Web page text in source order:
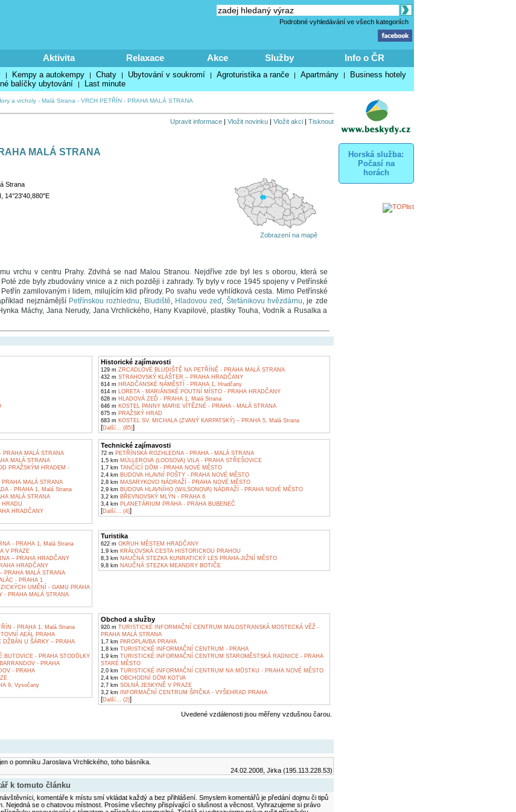
Podrobné vyhledávání ve všech kategoriích
Aktivita Relaxace Akce Služby Info o ČR
| Kempy a autokempy | Chaty | Ubytování v soukromí | Agroturistika a ranče | Apartmány | Business hotely
balíčky ubytování | Last minute
a vrcholy- Malá Strana - VRCH PETŘÍN - PRAHA MALÁ STRANA
Upravit informace| Vložit novinku| Vložit akci| Tisknout
MALÁ STRANA
Strana
14°23'40,880"E
Zobrazení na mapě
vrchu v centru Prahy. Zdvihá se nad Malou Stranou. Nejdříve zde byl les s oborou, která se
zde byly zbudovány vinice a z nich později i zahrady. Ty byly v roce 1945 spojeny v Petřínské
zamilovaným i lidem, milujícím klid přírody. Po svahu vede vyhlídková cesta. Mimo Petřínské
nejznámější Petřínskou rozhlednu, Bludiště, Hladovou zeď, Štefánikovu hvězdárnu, je zde
Máchy, Jana Nerudy, Jana Vrchlického, Hany Kvapilové, plastiky Touha, Vodník a Rusalka a
Historické zajímavosti
129 m ZRCADLOVÉ BLUDIŠTĚ NA PETŘÍNĚ - PRAHA MALÁ STRANA
432 m STRAHOVSKÝ KLÁŠTER – PRAHA HRADČANY
614 m HRADČANSKÉ NÁMĚSTÍ - PRAHA 1, Hradčany
614 m LORETA - MARIÁNSKÉ POUTNÍ MÍSTO - PRAHA HRADČANY
628 m HLADOVÁ ZEĎ - PRAHA 1, Malá Strana
646 m KOSTEL PANNY MARIE VÍTĚZNÉ - PRAHA - MALÁ STRANA
675 m PRAŽSKÝ HRAD
683 m KOSTEL SV. MICHALA (ZVANÝ KARPATSKÝ) – PRAHA 5, Malá Strana
[Další... (85)]
PRAHA MALÁ STRANA
MALÁ STRANA
PRAŽSKÝM HRADEM -
MALÁ STRANA
- PRAHA 1, Malá Strana
MALÁ STRANA
HRADU
HRADČANY
Technické zajímavosti
72 m PETŘÍNSKÁ ROZHLEDNA - PRAHA - MALÁ STRANA
1,5 km MÜLLEROVA (LOOSOVA) VILA - PRAHA STŘEŠOVICE
1,7 km TANČÍCÍ DŮM - PRAHA NOVÉ MĚSTO
2,4 km BUDOVA HLAVNÍ POŠTY - PRAHA NOVÉ MĚSTO
2,8 km MASARYKOVO NÁDRAŽÍ - PRAHA NOVÉ MĚSTO
2,9 km BUDOVA HLAVNÍHO (WILSONOVA) NÁDRAŽÍ - PRAHA NOVÉ MĚSTO
3,2 km BŘEVNOVSKÝ MLÝN - PRAHA 6
3,4 km PLANETÁRIUM PRAHA - PRAHA BUBENEČ
[Další... (4)]
- PRAHA 1, Malá Strana
V PRAZE
– PRAHA HRADČANY
HRADČANY
PRAHA MALÁ STRANA
- PRAHA 1
UMĚNÍ - GAMU PRAHA
- PRAHA MALÁ STRANA
Turistika
622 m OKRUH MĚSTEM HRADČANY
1,9 km KRÁLOVSKÁ CESTA HISTORICKOU PRAHOU
8,3 km NAUČNÁ STEZKA KUNRATICKÝ LES PRAHA-JIŽNÍ MĚSTO
9,8 km NAUČNÁ STEZKA MEANDRY BOTIČE
- PRAHA 1, Malá Strana
AEÁL PRAHA
DŽBÁN U ŠÁRKY – PRAHA
BUTOVICE - PRAHA STODŮLKY
- PRAHA
- PRAHA
9, Vysočany
Obchod a služby
920 m TURISTICKÉ INFORMAČNÍ CENTRUM MALOSTRANSKÁ MOSTECKÁ VĚŽ -
PRAHA MALÁ STRANA
1,7 km PAROPLAVBA PRAHA
1,8 km TURISTICKÉ INFORMAČNÍ CENTRUM - PRAHA
1,9 km TURISTICKÉ INFORMAČNÍ CENTRUM STAROMĚSTSKÁ RADNICE - PRAHA
STARÉ MĚSTO
2,0 km TURISTICKÉ INFORMAČNÍ CENTRUM NA MŮSTKU - PRAHA NOVÉ MĚSTO
2,4 km OBCHODNÍ DŮM KOTVA
2,7 km SOLNÁ JESKYNĚ V PRAZE
3,2 km INFORMAČNÍ CENTRUM ŠPIČKA - VYŠEHRAD PRAHA
[Další... (2)]
Uvedené vzdálenosti jsou měřeny vzdušnou čarou.
o pomníku Jaroslava Vrchlického, toho básníka.
24.02.2008, Jirka (195.113.228.53)
k tomuto článku
komentáře k místu smí vkládat každý a bez přihlášení. Smyslem komentářů je předání dojmu či tipů
Nejedná se o chatovou místnost. Prosíme všechny přispívající o slušnost a věcnost. Vyhrazujeme si právo
Horská služba:
Počasí na
horách